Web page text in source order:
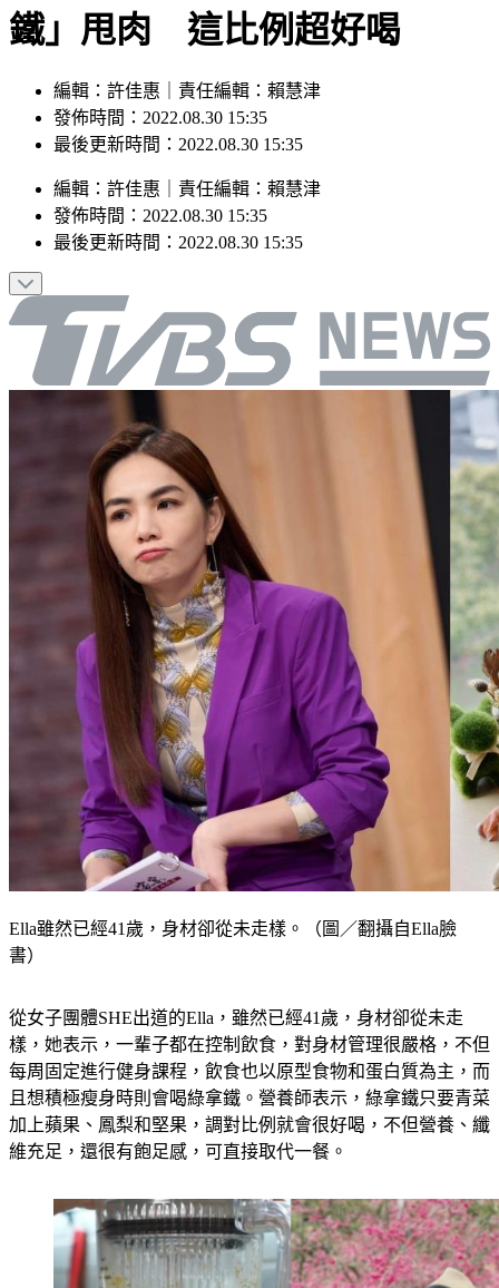
鐵」甩肉 這比例超好喝
編輯：許佳惠｜責任編輯：賴慧津
發佈時間：2022.08.30 15:35
最後更新時間：2022.08.30 15:35
編輯 ： 許佳惠 責任編輯 ： 賴慧津
發佈時間： 2022.08.30 15:35
最後更新時間： 2022.08.30 15:35
Ella雖然已經41歲，身材卻從未走樣。（圖／翻攝自Ella臉
書）
從女子團體SHE出道的Ella，雖然已經41歲，身材卻從未走
樣，她表示，一輩子都在控制飲食，對身材管理很嚴格，不但
每周固定進行健身課程，飲食也以原型食物和蛋白質為主，而
且想積極瘦身時則會喝綠拿鐵。營養師表示，綠拿鐵只要青菜
加上蘋果、鳳梨和堅果，調對比例就會很好喝，不但營養、纖
維充足，還很有飽足感，可直接取代一餐。